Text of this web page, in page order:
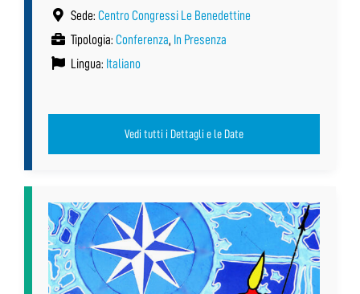
Sede: Centro Congressi Le Benedettine
Tipologia: Conferenza, In Presenza
Lingua: Italiano
Vedi tutti i Dettagli e le Date